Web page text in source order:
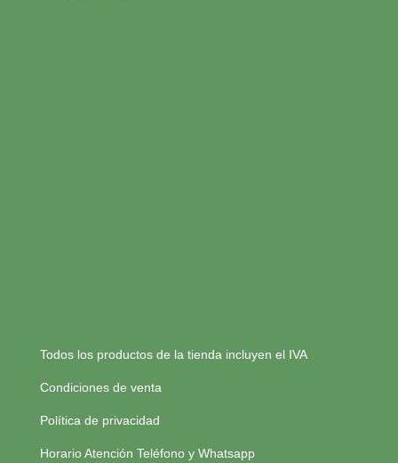
Todos los productos de la tienda incluyen el IVA
Condiciones de venta
Política de privacidad
Horario Atención Teléfono y Whatsapp